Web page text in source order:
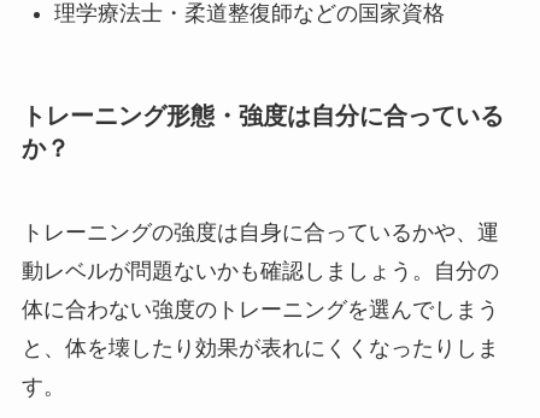
理学療法士・柔道整復師などの国家資格
トレーニング形態・強度は自分に合っている
か？
トレーニングの強度は自身に合っているかや、運
動レベルが問題ないかも確認しましょう。自分の
体に合わない強度のトレーニングを選んでしまう
と、体を壊したり効果が表れにくくなったりしま
す。